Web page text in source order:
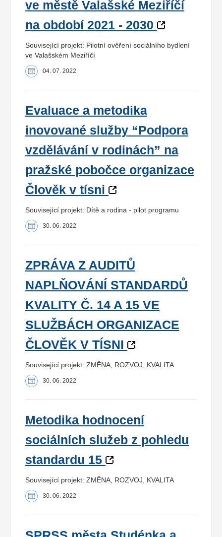
ve městě Valašské Meziříčí
na období 2021 - 2030
Související projekt: Pilotní ověření sociálního bydlení
ve Valašském Meziříčí
04. 07. 2022
Evaluace a metodika
inovované služby “Podpora
vzdělávání v rodinách” na
pražské pobočce organizace
Člověk v tísni
Související projekt: Dítě a rodina - pilot programu
30. 06. 2022
ZPRÁVA Z AUDITŮ
NAPLŇOVÁNÍ STANDARDŮ
KVALITY Č. 14 A 15 VE
SLUŽBÁCH ORGANIZACE
ČLOVĚK V TÍSNI
Související projekt: ZMĚNA, ROZVOJ, KVALITA
30. 06. 2022
Metodika hodnocení
sociálních služeb z pohledu
standardu 15
Související projekt: ZMĚNA, ROZVOJ, KVALITA
30. 06. 2022